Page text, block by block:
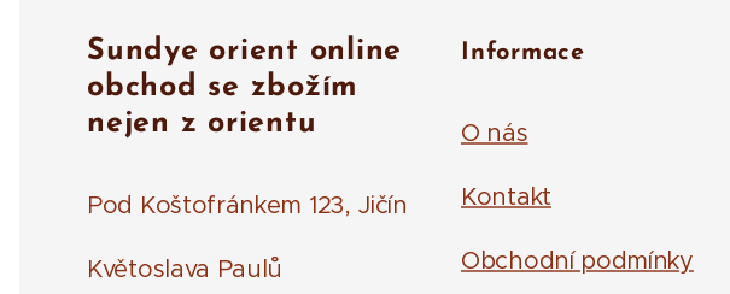
Sundye orient online
obchod se zbožím
nejen z orientu
Pod Koštofránkem 123, Jičín
Květoslava Paulů
Informace
O nás
Kontakt
Obchodní podmínky